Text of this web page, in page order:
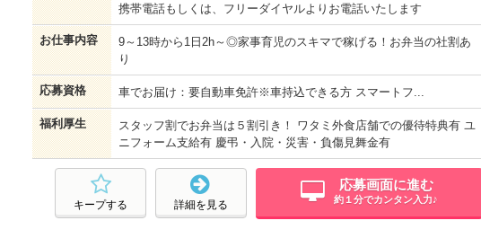
携帯電話もしくは、フリーダイヤルよりお電話いたします
お仕事内容
9～13時から1日2h～◎家事育児のスキマで稼げる！お弁当の社割あ
り
応募資格 車でお届け：要自動車免許※車持込できる方 スマートフ...
福利厚生
スタッフ割でお弁当は５割引き！ ワタミ外食店舗での優待特典有 ユ
ニフォーム支給有 慶弔・入院・災害・負傷見舞金有
応募画面に進む
約１分でカンタン入力♪
詳細を見る
キープする